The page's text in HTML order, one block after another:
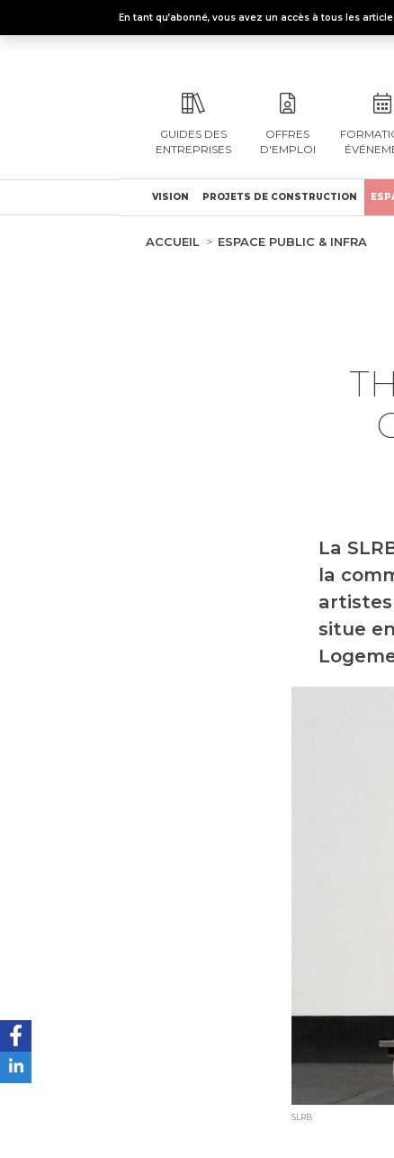
En tant qu’abonné, vous avez un accès à tous les
GUIDES DES
ENTREPRISES
OFFRES
D'EMPLOI
VISION PROJETS DE CONSTRUCTION
ACCUEIL ESPACE PUBLIC & INFRA
La
la
artistes
situe
SLRB